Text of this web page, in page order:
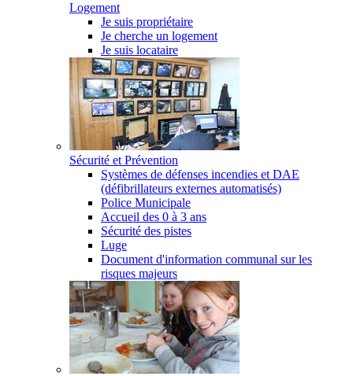
Logement
Je suis propriétaire
Je cherche un logement
Je suis locataire
Sécurité et Prévention
Systèmes de défenses incendies et DAE
(défibrillateurs externes automatisés)
Police Municipale
Accueil des 0 à 3 ans
Sécurité des pistes
Luge
Document d'information communal sur les
risques majeurs